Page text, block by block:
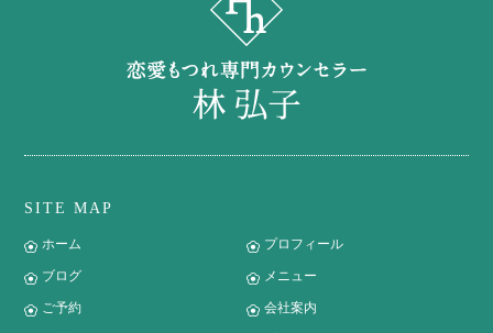
SITE MAP
ホーム プロフィール
ブログ メニュー
ご予約 会社案内